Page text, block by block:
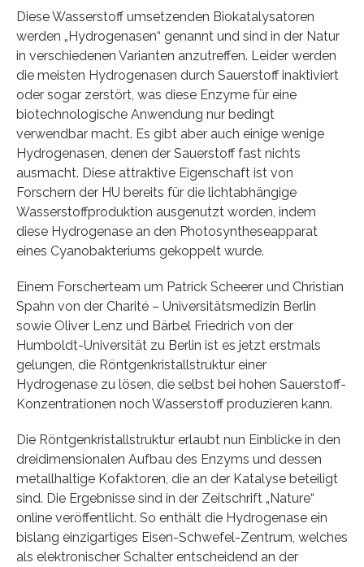
Diese Wasserstoff umsetzenden Biokatalysatoren
werden „Hydrogenasen“ genannt und sind in der Natur
in verschiedenen Varianten anzutreffen. Leider werden
die meisten Hydrogenasen durch Sauerstoff inaktiviert
oder sogar zerstört, was diese Enzyme für eine
biotechnologische Anwendung nur bedingt
verwendbar macht. Es gibt aber auch einige wenige
Hydrogenasen, denen der Sauerstoff fast nichts
ausmacht. Diese attraktive Eigenschaft ist von
Forschern der HU bereits für die lichtabhängige
Wasserstoffproduktion ausgenutzt worden, indem
diese Hydrogenase an den Photosyntheseapparat
eines Cyanobakteriums gekoppelt wurde.
Einem Forscherteam um Patrick Scheerer und Christian
Spahn von der Charité – Universitätsmedizin Berlin
sowie Oliver Lenz und Bärbel Friedrich von der
Humboldt-Universität zu Berlin ist es jetzt erstmals
gelungen, die Röntgenkristallstruktur einer
Hydrogenase zu lösen, die selbst bei hohen Sauerstoff-
Konzentrationen noch Wasserstoff produzieren kann.
Die Röntgenkristallstruktur erlaubt nun Einblicke in den
dreidimensionalen Aufbau des Enzyms und dessen
metallhaltige Kofaktoren, die an der Katalyse beteiligt
sind. Die Ergebnisse sind in der Zeitschrift „Nature“
online veröffentlicht. So enthält die Hydrogenase ein
bislang einzigartiges Eisen-Schwefel-Zentrum, welches
als elektronischer Schalter entscheidend an der